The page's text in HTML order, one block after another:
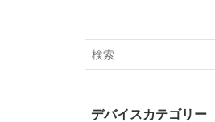
デバイスカテゴリー